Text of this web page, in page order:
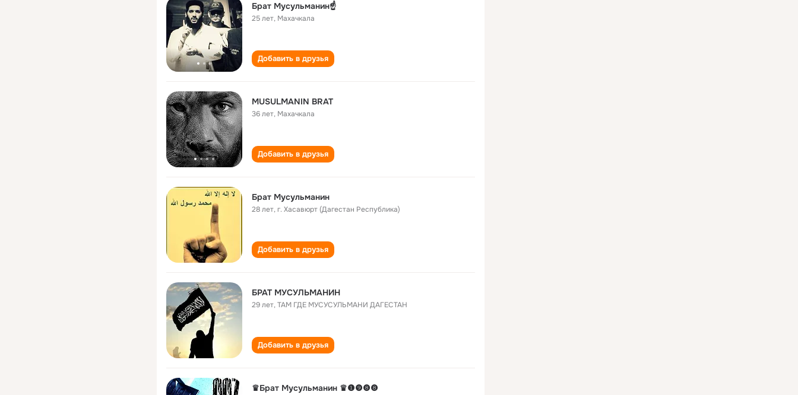
Брат Мусульманин☝️
25 лет, Махачкала
Добавить в друзья
MUSULMANIN BRAT
36 лет, Махачкала
Добавить в друзья
Брат Мусульманин
28 лет,г. Хасавюрт (Дагестан Республика)
Добавить в друзья
БРАТ МУСУЛЬМАНИН
29 лет,ТАМ ГДЕ МУСУСУЛЬМАНИ ДАГЕСТАН
Добавить в друзья
♛Брат Мусульманин ♛❶❾❽❽